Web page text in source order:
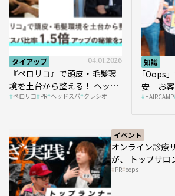
タイアップ 04.01.2026
『ペロリコ』で頭皮・毛髪環
境を土台から整える！ ヘッド
スパ比率1.5倍アップの秘策を
ペロリコ PR ヘッドスパ クレシオ
知識
｢Oops
安 お客
み”にど
HAIRCAMP
イベント
オンライン診療
が、 トップサロ
HAIRCAMPで公開
PR oops